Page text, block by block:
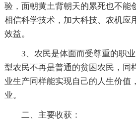
验，面朝黄土背朝天的累死也不能
相信科学技术，加大科技、农机应
效益。
3、农民是体面而受尊重的职
型农民不再是普通的贫困农民，同
业生产同样能实现自己的人生价值
业。
二、主要收获：